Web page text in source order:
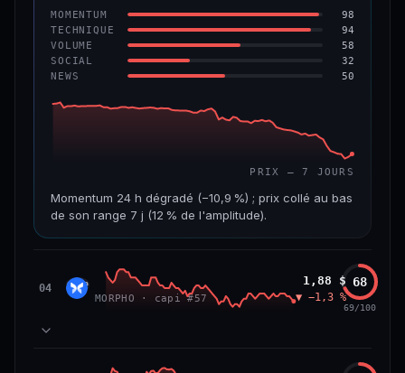
VS ATH
−96,0 %
RANG CAPI.
#97
CONFIANCE 67/100
MOMENTUM 98
TECHNIQUE 94
VOLUME 58
SOCIAL 32
NEWS 50
PRIX — 7 JOURS
Momentum 24 h dégradé (−10,9 %) ; prix collé au bas
de son range 7 j (12 % de l'amplitude).
3,5 Md$
VAR. 7 J VAR. 30 J
04 MORP Morpho
MORPHO · capi #57
1,88 $
▼ −1,3 %
68
69/100
84